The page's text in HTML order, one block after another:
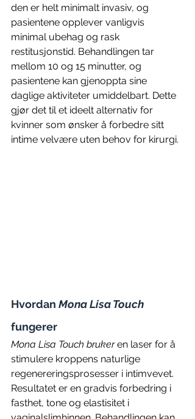
den er helt minimalt invasiv, og
pasientene opplever vanligvis
minimal ubehag og rask
restitusjonstid. Behandlingen tar
mellom 10 og 15 minutter, og
pasientene kan gjenoppta sine
daglige aktiviteter umiddelbart. Dette
gjør det til et ideelt alternativ for
kvinner som ønsker å forbedre sitt
intime velvære uten behov for kirurgi.
Hvordan Mona Lisa Touch
fungerer
Mona Lisa Touch bruker en laser for å
stimulere kroppens naturlige
regenereringsprosesser i intimvevet.
Resultatet er en gradvis forbedring i
fasthet, tone og elastisitet i